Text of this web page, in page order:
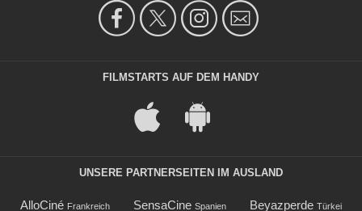
FILMSTARTS AUF DEM HANDY
UNSERE PARTNERSEITEN IM AUSLAND
AlloCiné Frankreich SensaCine Spanien Beyazperde Türkei